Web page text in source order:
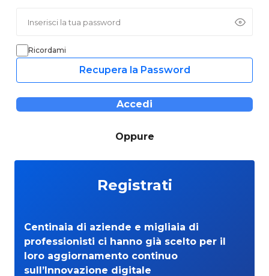
Ricordami
Recupera la Password
Accedi
Oppure
Registrati
Centinaia di aziende e migliaia di
professionisti ci hanno già scelto per il
loro aggiornamento continuo
sull’Innovazione digitale